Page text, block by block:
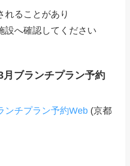
ることがあり
へ確認してください
月ブランチプラン予約
ンチプラン予約Web (京都